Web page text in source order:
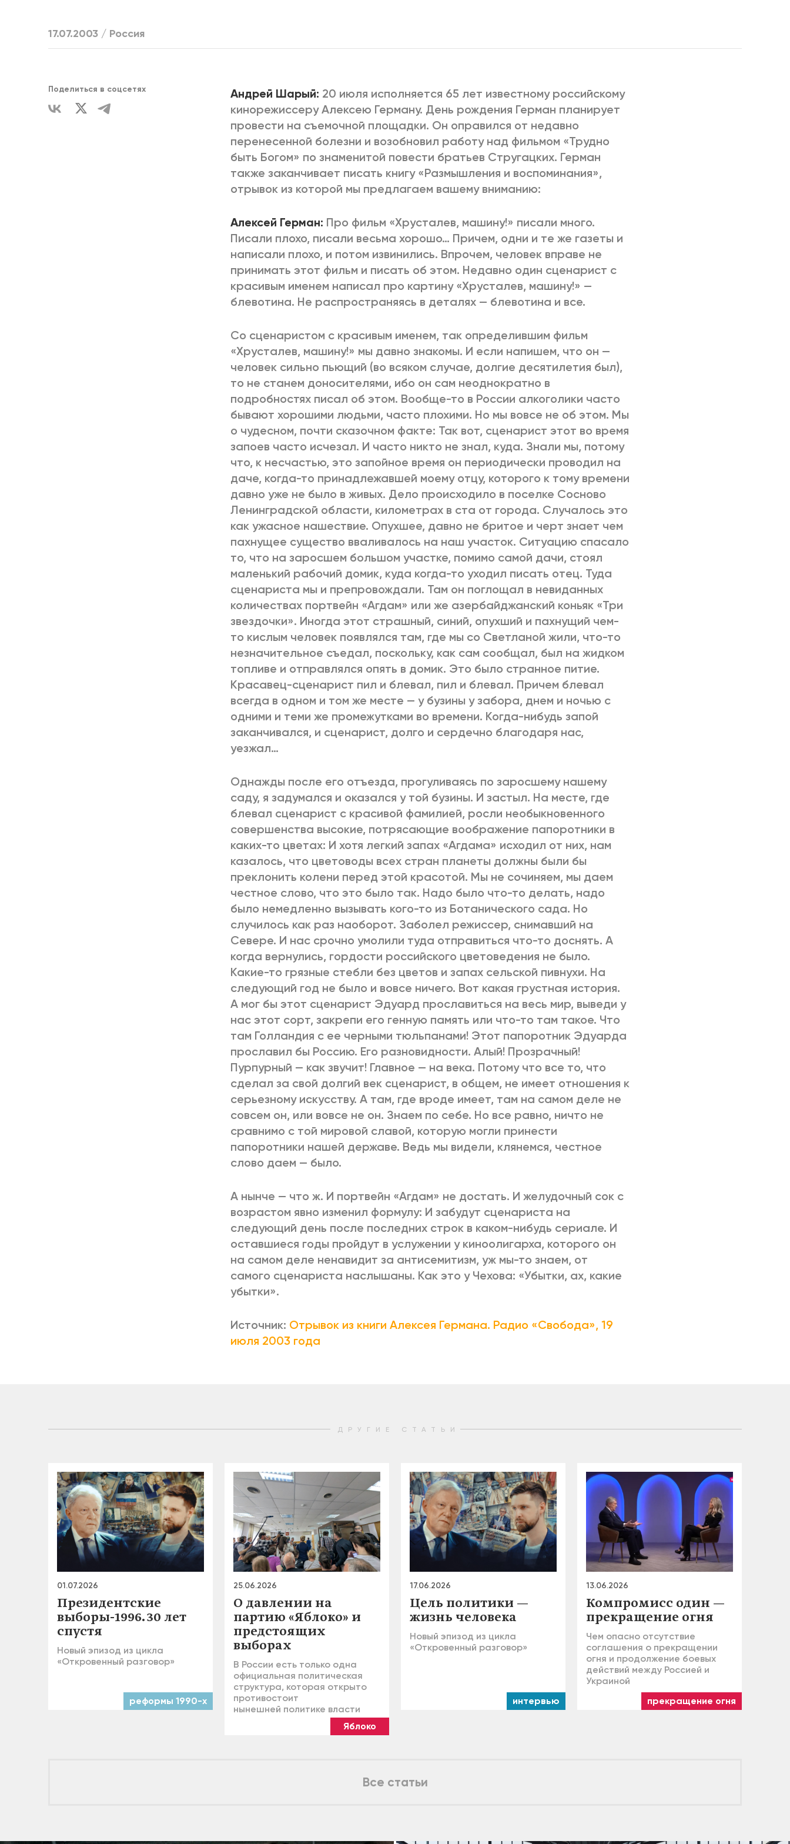
ПОДРОБНЕЕ
ВСЕ КНИГИ
17.07.2003 / Россия
Поделиться в соцсетях Андрей Шарый: 20 июля исполняется 65 лет известному российскому
кинорежиссеру Алексею Герману. День рождения Герман планирует
провести на съемочной площадки. Он оправился от недавно
перенесенной болезни и возобновил работу над фильмом «Трудно
быть Богом» по знаменитой повести братьев Стругацких. Герман
также заканчивает писать книгу «Размышления и воспоминания»,
отрывок из которой мы предлагаем вашему вниманию:
Алексей Герман: Про фильм «Хрусталев, машину!» писали много.
Писали плохо, писали весьма хорошо… Причем, одни и те же газеты и
написали плохо, и потом извинились. Впрочем, человек вправе не
принимать этот фильм и писать об этом. Недавно один сценарист с
красивым именем написал про картину «Хрусталев, машину!» —
блевотина. Не распространяясь в деталях — блевотина и все.
Со сценаристом с красивым именем, так определившим фильм
«Хрусталев, машину!» мы давно знакомы. И если напишем, что он —
человек сильно пьющий (во всяком случае, долгие десятилетия был),
то не станем доносителями, ибо он сам неоднократно в
подробностях писал об этом. Вообще-то в России алкоголики часто
бывают хорошими людьми, часто плохими. Но мы вовсе не об этом. Мы
о чудесном, почти сказочном факте: Так вот, сценарист этот во время
запоев часто исчезал. И часто никто не знал, куда. Знали мы, потому
что, к несчастью, это запойное время он периодически проводил на
даче, когда-то принадлежавшей моему отцу, которого к тому времени
давно уже не было в живых. Дело происходило в поселке Сосново
Ленинградской области, километрах в ста от города. Случалось это
как ужасное нашествие. Опухшее, давно не бритое и черт знает чем
пахнущее существо вваливалось на наш участок. Ситуацию спасало
то, что на заросшем большом участке, помимо самой дачи, стоял
маленький рабочий домик, куда когда-то уходил писать отец. Туда
сценариста мы и препровождали. Там он поглощал в невиданных
количествах портвейн «Агдам» или же азербайджанский коньяк «Три
звездочки». Иногда этот страшный, синий, опухший и пахнущий чем-
то кислым человек появлялся там, где мы со Светланой жили, что-то
незначительное съедал, поскольку, как сам сообщал, был на жидком
топливе и отправлялся опять в домик. Это было странное питие.
Красавец-сценарист пил и блевал, пил и блевал. Причем блевал
всегда в одном и том же месте — у бузины у забора, днем и ночью с
одними и теми же промежутками во времени. Когда-нибудь запой
заканчивался, и сценарист, долго и сердечно благодаря нас,
уезжал…
Однажды после его отъезда, прогуливаясь по заросшему нашему
саду, я задумался и оказался у той бузины. И застыл. На месте, где
блевал сценарист с красивой фамилией, росли необыкновенного
совершенства высокие, потрясающие воображение папоротники в
каких-то цветах: И хотя легкий запах «Агдама» исходил от них, нам
казалось, что цветоводы всех стран планеты должны были бы
преклонить колени перед этой красотой. Мы не сочиняем, мы даем
честное слово, что это было так. Надо было что-то делать, надо
было немедленно вызывать кого-то из Ботанического сада. Но
случилось как раз наоборот. Заболел режиссер, снимавший на
Севере. И нас срочно умолили туда отправиться что-то доснять. А
когда вернулись, гордости российского цветоведения не было.
Какие-то грязные стебли без цветов и запах сельской пивнухи. На
следующий год не было и вовсе ничего. Вот какая грустная история.
А мог бы этот сценарист Эдуард прославиться на весь мир, выведи у
нас этот сорт, закрепи его генную память или что-то там такое. Что
там Голландия с ее черными тюльпанами! Этот папоротник Эдуарда
прославил бы Россию. Его разновидности. Алый! Прозрачный!
Пурпурный — как звучит! Главное — на века. Потому что все то, что
сделал за свой долгий век сценарист, в общем, не имеет отношения к
серьезному искусству. А там, где вроде имеет, там на самом деле не
совсем он, или вовсе не он. Знаем по себе. Но все равно, ничто не
сравнимо с той мировой славой, которую могли принести
папоротники нашей державе. Ведь мы видели, клянемся, честное
слово даем — было.
А нынче — что ж. И портвейн «Агдам» не достать. И желудочный сок с
возрастом явно изменил формулу: И забудут сценариста на
следующий день после последних строк в каком-нибудь сериале. И
оставшиеся годы пройдут в услужении у киноолигарха, которого он
на самом деле ненавидит за антисемитизм, уж мы-то знаем, от
самого сценариста наслышаны. Как это у Чехова: «Убытки, ах, какие
убытки».
Источник: Отрывок из книги Алексея Германа. Радио «Свобода», 19
июля 2003 года
ДРУГИЕ СТАТЬИ
01.07.2026
Президентские
выборы-1996. 30 лет
спустя
Новый эпизод из цикла
«Откровенный разговор»
реформы 1990-х
25.06.2026
О давлении на
партию «Яблоко» и
предстоящих
выборах
В России есть только одна
официальная политическая
структура, которая открыто
противостоит
нынешней политике власти
Яблоко
17.06.2026
Цель политики —
жизнь человека
Новый эпизод из цикла
«Откровенный разговор»
интервью
13.06.2026
Компромисс один —
прекращение огня
Чем опасно отсутствие
соглашения о прекращении
огня и продолжение боевых
действий между Россией и
Украиной
прекращение огня
Все статьи